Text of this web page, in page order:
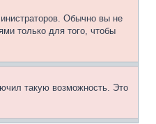
Обычно вы не
только для того, чтобы
такую возможность. Это